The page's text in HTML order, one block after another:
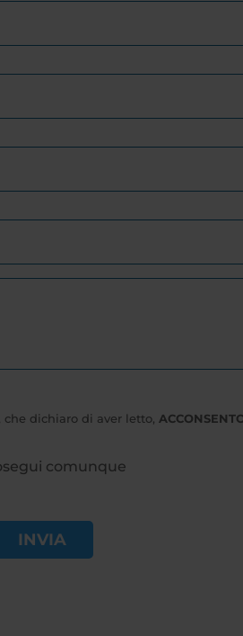
, che dichiaro di aver letto,
comunque